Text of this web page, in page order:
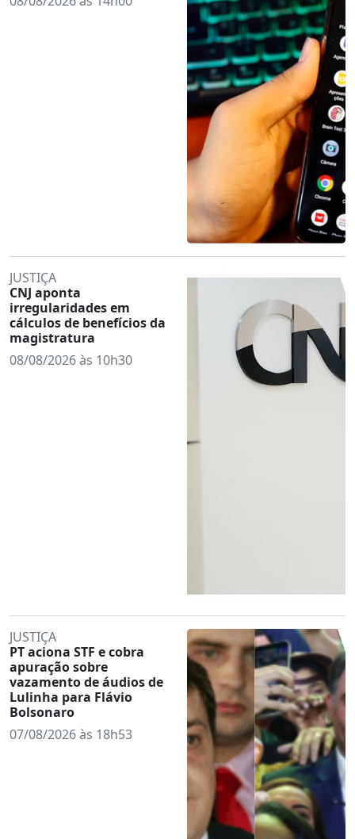
JUSTIÇA
CNJ aponta
irregularidades em
cálculos de benefícios da
magistratura
08/08/2026 às 10h30
JUSTIÇA
PT aciona STF e cobra
apuração sobre
vazamento de áudios de
Lulinha para Flávio
Bolsonaro
07/08/2026 às 18h53